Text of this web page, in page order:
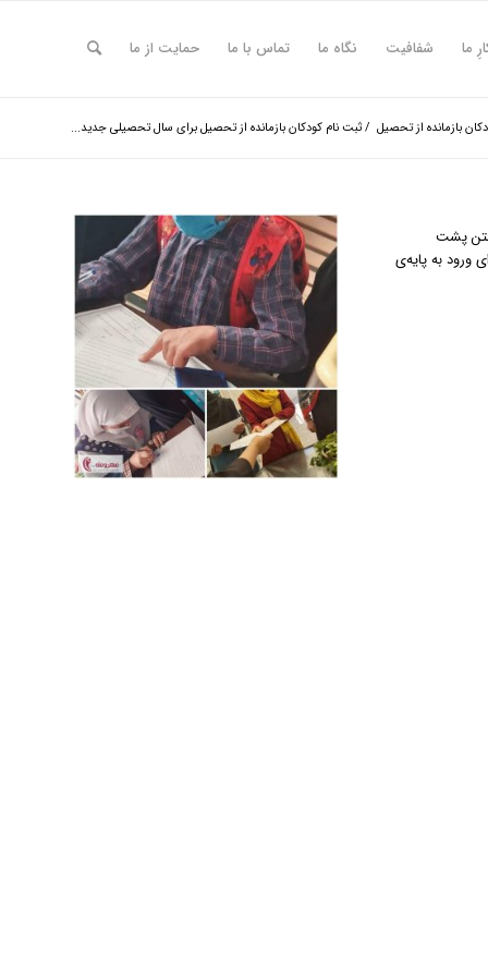
ما شفافیت نگاه ما تماس با ما حمایت از ما
بازمانده از تحصیل /ثبت نام کودکان بازمانده از تحصیل برای سال تحصیلی جدید...
پشت
ورود به پایه‌ی